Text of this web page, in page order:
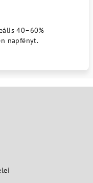
40–60%
napfényt.